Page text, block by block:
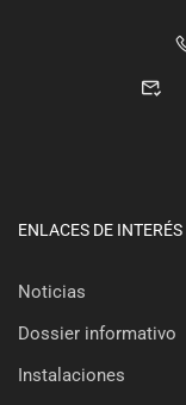
ENLACES DE INTERÉS
Noticias
Dossier informativo
Instalaciones